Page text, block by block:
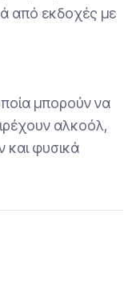
από εκδοχές με
μπορούν να
αλκοόλ,
και φυσικά